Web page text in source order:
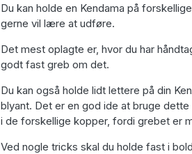
Du kan holde en Kendama på
gerne vil lære at udføre.
Det mest oplagte er, hvor du har
godt fast greb om det.
Du kan også holde lidt lettere på din
blyant. Det er en god ide at bruge
i de forskellige kopper, fordi grebet er
Ved nogle tricks skal du holde fast i